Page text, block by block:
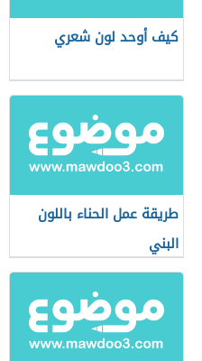
كيف أوحد لون شعري
طريقة عمل الحناء باللون
البني